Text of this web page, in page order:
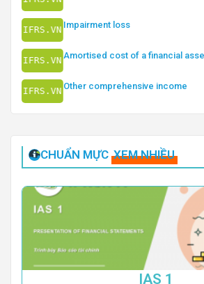
Impairment loss
Amortised cost of a financial
Other comprehensive income
CHUẨN MỰC XEM NHIỀU
IAS 1